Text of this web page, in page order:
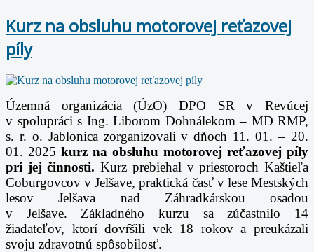
Kurz na obsluhu motorovej reťazovej
píly
Územná organizácia (ÚzO) DPO SR v Revúcej
v spolupráci s Ing. Liborom Dohnálekom – MD RMP,
s. r. o. Jablonica zorganizovali v dňoch 11. 01. – 20.
01. 2025 kurz na obsluhu motorovej reťazovej píly
pri jej činnosti.Kurz prebiehal v priestoroch Kaštieľa
Coburgovcov v Jelšave, praktická časť v lese Mestských
lesov Jelšava nad Záhradkárskou osadou
v Jelšave. Základného kurzu sa zúčastnilo 14
žiadateľov, ktorí dovŕšili vek 18 rokov a preukázali
svoju zdravotnú spôsobilosť.